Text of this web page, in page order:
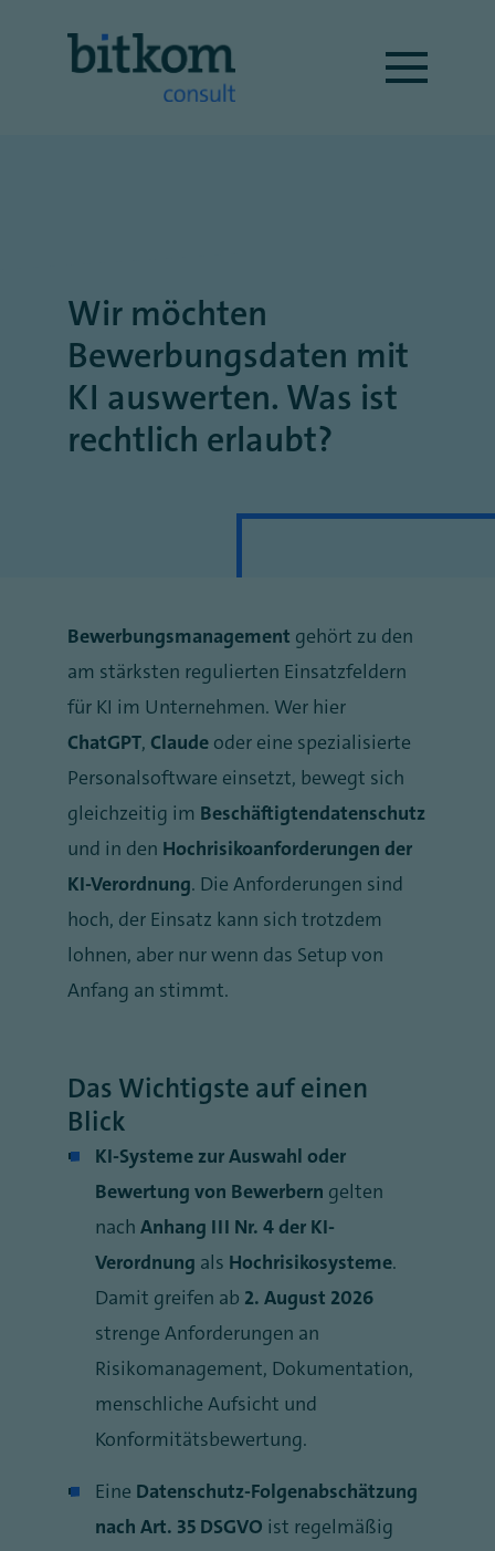
Wir möchten
Bewerbungsdaten mit
KI auswerten. Was ist
rechtlich erlaubt?
Bewerbungsmanagement gehört zu den
am stärksten regulierten Einsatzfeldern
für KI im Unternehmen. Wer hier
ChatGPT, Claude oder eine spezialisierte
Personalsoftware einsetzt, bewegt sich
gleichzeitig im Beschäftigtendatenschutz
und in den Hochrisikoanforderungen der
KI-Verordnung. Die Anforderungen sind
hoch, der Einsatz kann sich trotzdem
lohnen, aber nur wenn das Setup von
Anfang an stimmt.
Das Wichtigste auf einen
Blick
KI-Systeme zur Auswahl oder
Bewertung von Bewerbern gelten
nach Anhang III Nr. 4 der KI-
Verordnung als Hochrisikosysteme.
Damit greifen ab 2. August 2026
strenge Anforderungen an
Risikomanagement, Dokumentation,
menschliche Aufsicht und
Konformitätsbewertung.
Eine Datenschutz-Folgenabschätzung
nach Art. 35 DSGVO ist regelmäßig